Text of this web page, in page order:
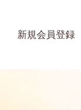
新規会員登録